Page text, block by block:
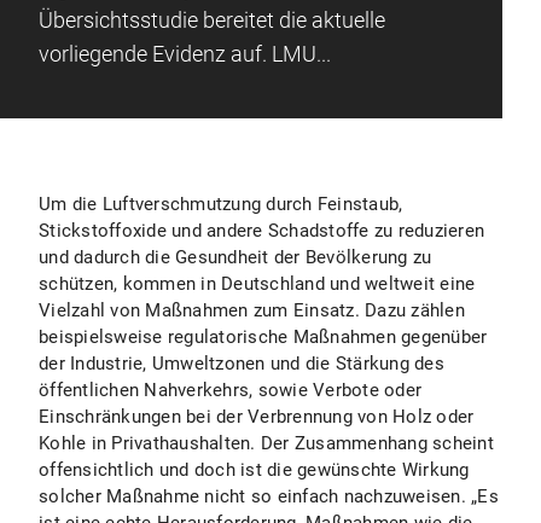
Übersichtsstudie bereitet die aktuelle
vorliegende Evidenz auf. LMU...
Um die Luftverschmutzung durch Feinstaub,
Stickstoffoxide und andere Schadstoffe zu reduzieren
und dadurch die Gesundheit der Bevölkerung zu
schützen, kommen in Deutschland und weltweit eine
Vielzahl von Maßnahmen zum Einsatz. Dazu zählen
beispielsweise regulatorische Maßnahmen gegenüber
der Industrie, Umweltzonen und die Stärkung des
öffentlichen Nahverkehrs, sowie Verbote oder
Einschränkungen bei der Verbrennung von Holz oder
Kohle in Privathaushalten. Der Zusammenhang scheint
offensichtlich und doch ist die gewünschte Wirkung
solcher Maßnahme nicht so einfach nachzuweisen. „Es